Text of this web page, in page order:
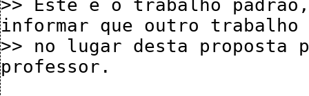
>> Este é o trabalho
informar que outro trabalho
>> no lugar desta proposta
professor.